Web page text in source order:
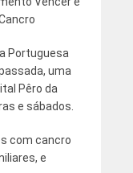
Portuguesa
uma
Pêro da
e sábados.
com cancro
e